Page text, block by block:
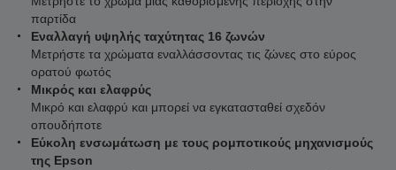
παρτίδα
Εναλλαγή υψηλής ταχύτητας 16 ζωνών
Μετρήστε τα χρώματα εναλλάσσοντας τις ζώνες στο εύρος
ορατού φωτός
Μικρός και ελαφρύς
Μικρό και ελαφρύ και μπορεί να εγκατασταθεί σχεδόν
οπουδήποτε
Εύκολη ενσωμάτωση με τους ρομποτικούς μηχανισμούς
της Epson